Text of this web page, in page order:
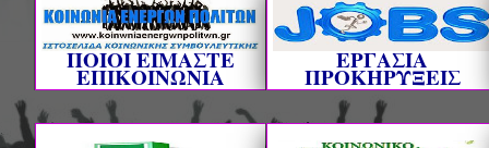
ΠΟΙΟΙ ΕΙΜΑΣΤΕ
ΕΠΙΚΟΙΝΩΝΙΑ
ΕΡΓΑΣΙΑ
ΠΡΟΚΗΡΥΞΕΙΣ